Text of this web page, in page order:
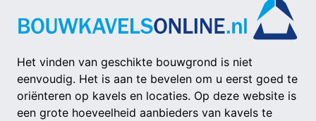
Het vinden van geschikte bouwgrond is niet
eenvoudig. Het is aan te bevelen om u eerst goed te
oriënteren op kavels en locaties. Op deze website is
een grote hoeveelheid aanbieders van kavels te